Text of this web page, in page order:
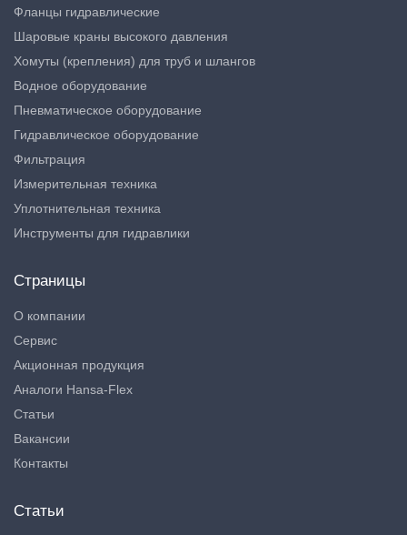
Фланцы гидравлические
Шаровые краны высокого давления
Хомуты (крепления) для труб и шлангов
Водное оборудование
Пневматическое оборудование
Гидравлическое оборудование
Фильтрация
Измерительная техника
Уплотнительная техника
Инструменты для гидравлики
Страницы
О компании
Сервис
Акционная продукция
Аналоги Hansa-Flex
Статьи
Вакансии
Контакты
Статьи